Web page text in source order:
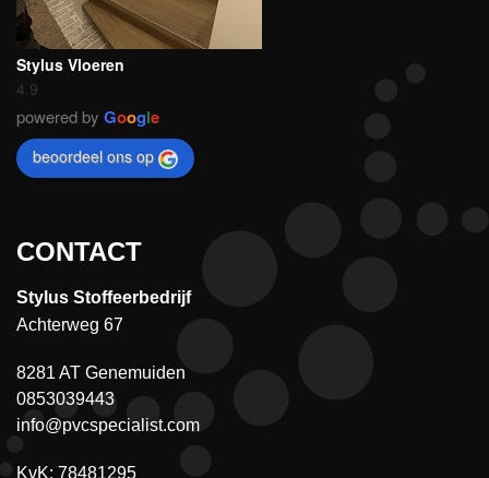
Stylus Vloeren
4.9
powered by Google
beoordeel ons op
CONTACT
Stylus Stoffeerbedrijf
Achterweg 67
8281 AT Genemuiden
0853039443
info@pvcspecialist.com
KvK: 78481295